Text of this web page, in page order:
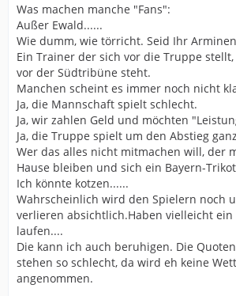
Was machen manche "Fans":
Außer Ewald......
Wie dumm, wie törricht. Seid Ihr
Ein Trainer der sich vor die Truppe
vor der Südtribüne steht.
Manchen scheint es immer noch nicht
Ja, die Mannschaft spielt schlecht.
Ja, wir zahlen Geld und möchten
Ja, die Truppe spielt um den Abstieg
Wer das alles nicht mitmachen will, der
Hause bleiben und sich ein Bayern-
Ich könnte kotzen......
Wahrscheinlich wird den Spielern noch
verlieren absichtlich.Haben vielleicht ein
laufen....
Die kann ich auch beruhigen. Die
stehen so schlecht, da wird eh keine
angenommen.